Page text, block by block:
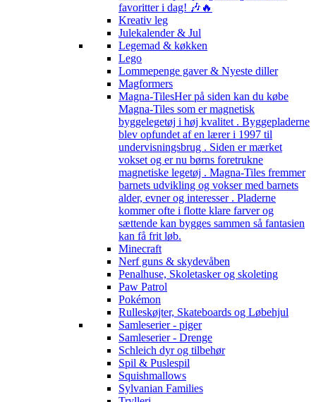
favoritter i dag! 🎶🔥
Kreativ leg
Julekalender & Jul
Legemad & køkken
Lego
Lommepenge gaver & Nyeste diller
Magformers
Magna-TilesHer på siden kan du købe
Magna-Tiles som er magnetisk
byggelegetøj i høj kvalitet . Byggepladerne
blev opfundet af en lærer i 1997 til
undervisningsbrug . Siden er mærket
vokset og er nu børns foretrukne
magnetiske legetøj . Magna-Tiles fremmer
barnets udvikling og vokser med barnets
alder, evner og interesser . Pladerne
kommer ofte i flotte klare farver og
sættende kan bygges sammen så fantasien
kan få frit løb.
Minecraft
Nerf guns & skydevåben
Penalhuse, Skoletasker og skoleting
Paw Patrol
Pokémon
Rulleskøjter, Skateboards og Løbehjul
Samleserier - piger
Samleserier - Drenge
Schleich dyr og tilbehør
Spil & Puslespil
Squishmallows
Sylvanian Families